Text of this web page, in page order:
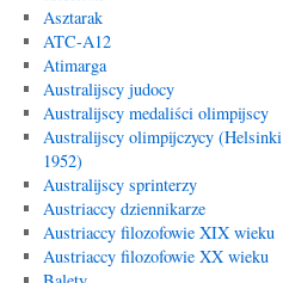
Asztarak
ATC-A12
Atimarga
Australijscy judocy
Australijscy medaliści olimpijscy
Australijscy olimpijczycy (Helsinki
1952)
Australijscy sprinterzy
Austriaccy dziennikarze
Austriaccy filozofowie XIX wieku
Austriaccy filozofowie XX wieku